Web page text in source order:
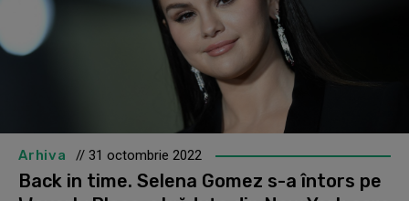
Arhiva // 31 octombrie 2022
Back in time. Selena Gomez s-a întors pe